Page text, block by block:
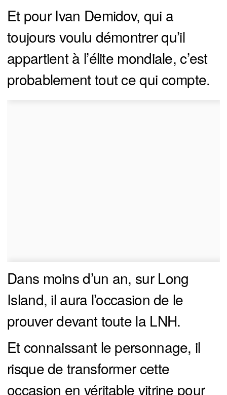
Et pour Ivan Demidov, qui a
toujours voulu démontrer qu’il
appartient à l’élite mondiale, c’est
probablement tout ce qui compte.
Dans moins d’un an, sur Long
Island, il aura l’occasion de le
prouver devant toute la LNH.
Et connaissant le personnage, il
risque de transformer cette
occasion en véritable vitrine pour